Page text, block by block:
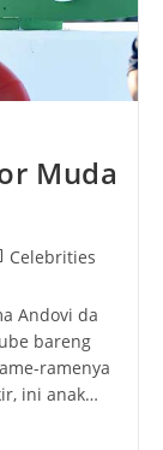
Muda
Celebrities
Andovi da
bareng
ramenya
ini anak…